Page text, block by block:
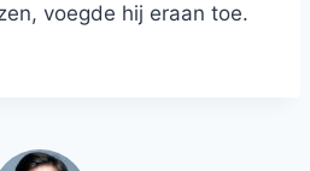
voegde hij eraan toe.